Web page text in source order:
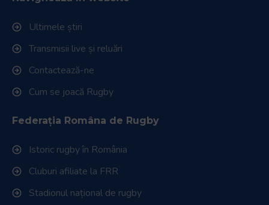
Ultimele știri
Transmisii live și reluări
Contactează-ne
Cum se joacă Rugby
Federația Româna de Rugby
Istoric rugby în România
Cluburi afiliate la FRR
Stadionul național de rugby